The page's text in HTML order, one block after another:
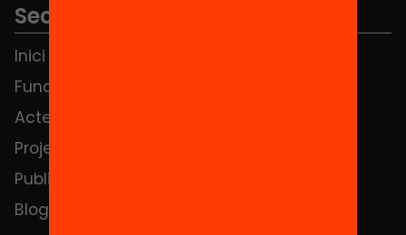
Seccions
Inici
Fundació
Actes
Projectes
Publicacions i vídeos
Blog